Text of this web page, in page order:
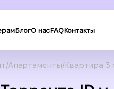
БлогО насFAQКонтакты
Апартаменты Квартира 3